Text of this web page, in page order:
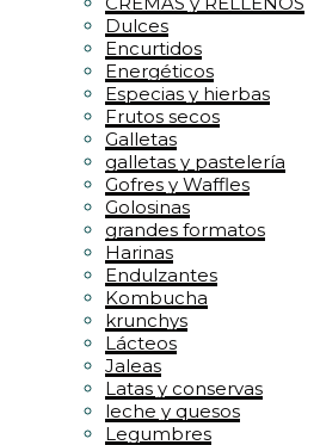
Dulces
Encurtidos
Energéticos
Especias y hierbas
Frutos secos
Galletas
galletas y pastelería
Gofres y Waffles
Golosinas
grandes formatos
Harinas
Endulzantes
Kombucha
krunchys
Lácteos
Jaleas
Latas y conservas
leche y quesos
Legumbres